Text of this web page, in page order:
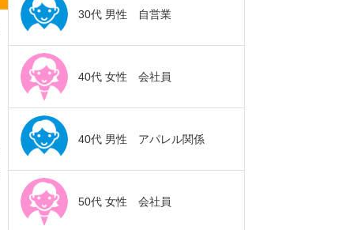
30代 男性 自営業
40代 女性 会社員
40代 男性 アパレル関係
50代 女性 会社員